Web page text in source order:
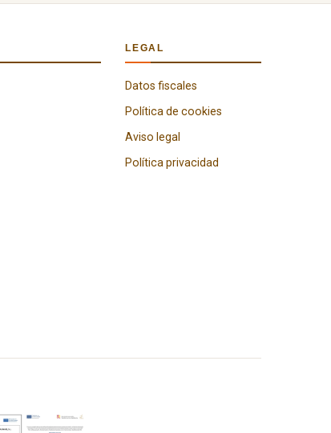
LEGAL
Datos fiscales
Política de cookies
Aviso legal
Política privacidad